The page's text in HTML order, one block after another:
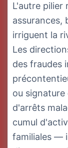
L'autre pilier
assurances,
irriguent la
Les
des fraudes
ou
d'arrêts
cumul
familiales —